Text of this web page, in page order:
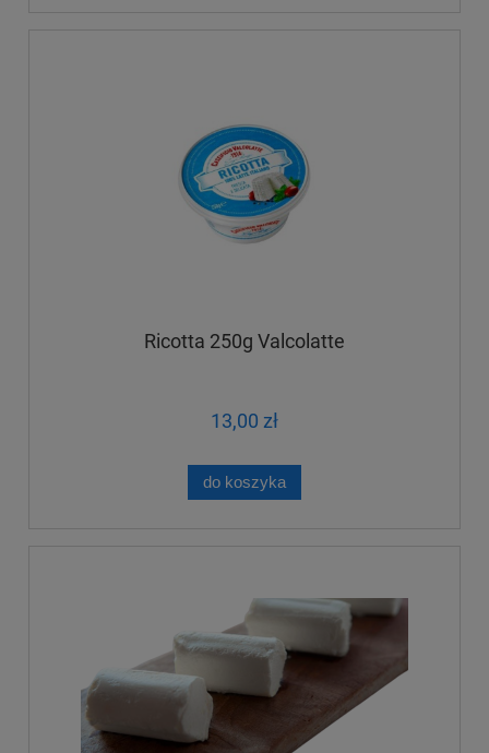
Ricotta 250g Valcolatte
13,00 zł
do koszyka